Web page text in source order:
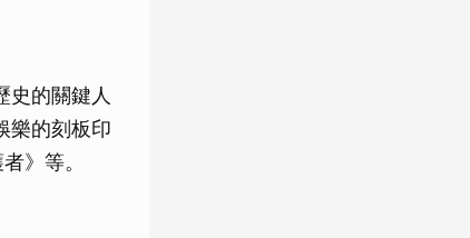
史的關鍵人
樂的刻板印
》等。